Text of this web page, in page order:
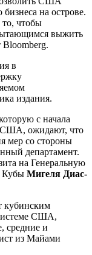
на острове.
чтобы
выжить
Bloomberg.
в
издания.
с начала
США, ожидают, что
мер со стороны
департамент.
на Генеральную
Кубы Мигеля Диас-
кубинским
США,
средние и
из Майами